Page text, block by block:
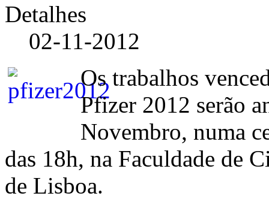
Detalhes
02-11-2012
Os trabalhos
Pfizer 2012 serão
Novembro, numa
das 18h, na Faculdade de
de Lisboa.